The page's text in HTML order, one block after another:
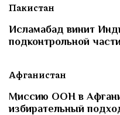
Пакистан
Исламабад винит
подконтрольной
Афганистан
Миссию ООН в
избирательный